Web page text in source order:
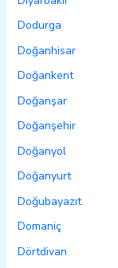
Dodurga
Doğanhisar
Doğankent
Doğanşar
Doğanşehir
Doğanyol
Doğanyurt
Doğubayazıt
Domaniç
Dörtdivan